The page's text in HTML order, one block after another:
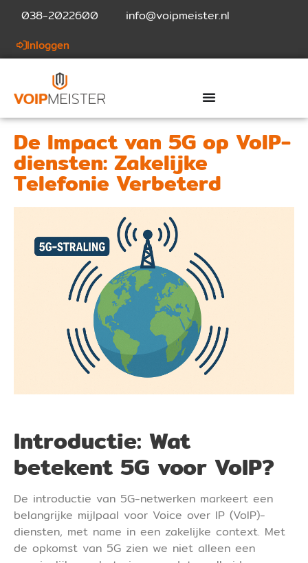
038-2022600 info@voipmeister.nl
Inloggen
De Impact van 5G op VoIP-
diensten: Zakelijke
Telefonie Verbeterd
Introductie: Wat
betekent 5G voor VoIP?
De introductie van 5G-netwerken markeert een
belangrijke mijlpaal voor Voice over IP (VoIP)-
diensten, met name in een zakelijke context. Met
de opkomst van 5G zien we niet alleen een